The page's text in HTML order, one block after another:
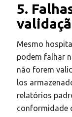
5.
Mesmo
podem falhar
não forem
los
relatórios
conformidade